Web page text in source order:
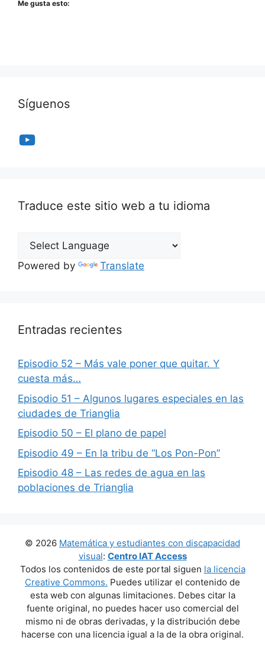
Me gusta esto:
Síguenos
YouTube
Traduce este sitio web a tu idioma
Powered by Translate
Entradas recientes
Episodio 52 – Más vale poner que quitar. Y
cuesta más…
Episodio 51 – Algunos lugares especiales en las
ciudades de Trianglia
Episodio 50 – El plano de papel
Episodio 49 – En la tribu de “Los Pon-Pon”
Episodio 48 – Las redes de agua en las
poblaciones de Trianglia
© 2026 Matemática y estudiantes con discapacidad
visual: Centro IAT Access
Todos los contenidos de este portal siguen la licencia
Creative Commons. Puedes utilizar el contenido de
esta web con algunas limitaciones. Debes citar la
fuente original, no puedes hacer uso comercial del
mismo ni de obras derivadas, y la distribución debe
hacerse con una licencia igual a la de la obra original.